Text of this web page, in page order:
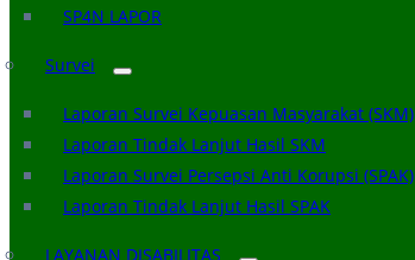
SP4N LAPOR
Survei
Laporan Survei Kepuasan Masyarakat (SKM)
Laporan Tindak Lanjut Hasil SKM
Laporan Survei Persepsi Anti Korupsi (SPAK)
Laporan Tindak Lanjut Hasil SPAK
LAYANAN DISABILITAS